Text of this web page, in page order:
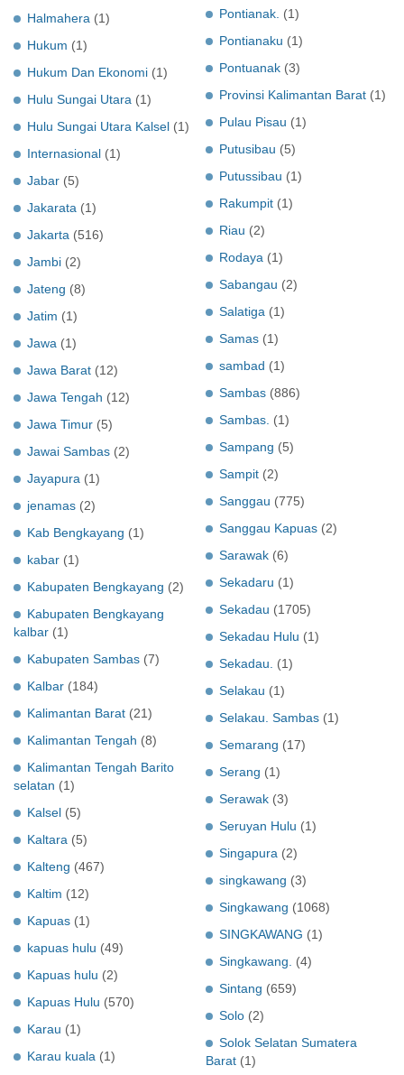
Halmahera (1)
Hukum (1)
Hukum Dan Ekonomi (1)
Hulu Sungai Utara (1)
Hulu Sungai Utara Kalsel (1)
Internasional (1)
Jabar (5)
Jakarata (1)
Jakarta (516)
Jambi (2)
Jateng (8)
Jatim (1)
Jawa (1)
Jawa Barat (12)
Jawa Tengah (12)
Jawa Timur (5)
Jawai Sambas (2)
Jayapura (1)
jenamas (2)
Kab Bengkayang (1)
kabar (1)
Kabupaten Bengkayang (2)
Kabupaten Bengkayang
kalbar (1)
Kabupaten Sambas (7)
Kalbar (184)
Kalimantan Barat (21)
Kalimantan Tengah (8)
Kalimantan Tengah Barito
selatan (1)
Kalsel (5)
Kaltara (5)
Kalteng (467)
Kaltim (12)
Kapuas (1)
kapuas hulu (49)
Kapuas hulu (2)
Kapuas Hulu (570)
Karau (1)
Karau kuala (1)
Pontianak. (1)
Pontianaku (1)
Pontuanak (3)
Provinsi Kalimantan Barat (1)
Pulau Pisau (1)
Putusibau (5)
Putussibau (1)
Rakumpit (1)
Riau (2)
Rodaya (1)
Sabangau (2)
Salatiga (1)
Samas (1)
sambad (1)
Sambas (886)
Sambas. (1)
Sampang (5)
Sampit (2)
Sanggau (775)
Sanggau Kapuas (2)
Sarawak (6)
Sekadaru (1)
Sekadau (1705)
Sekadau Hulu (1)
Sekadau.
(1)
Selakau (1)
Selakau. Sambas (1)
Semarang (17)
Serang (1)
Serawak (3)
Seruyan Hulu (1)
Singapura (2)
singkawang (3)
Singkawang (1068)
SINGKAWANG (1)
Singkawang.
(4)
Sintang (659)
Solo (2)
Solok Selatan Sumatera
Barat (1)